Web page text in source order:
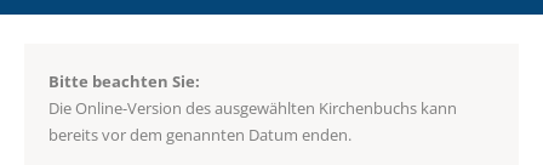
Bitte beachten Sie:
Die Online-Version des ausgewählten Kirchenbuchs kann
bereits vor dem genannten Datum enden.